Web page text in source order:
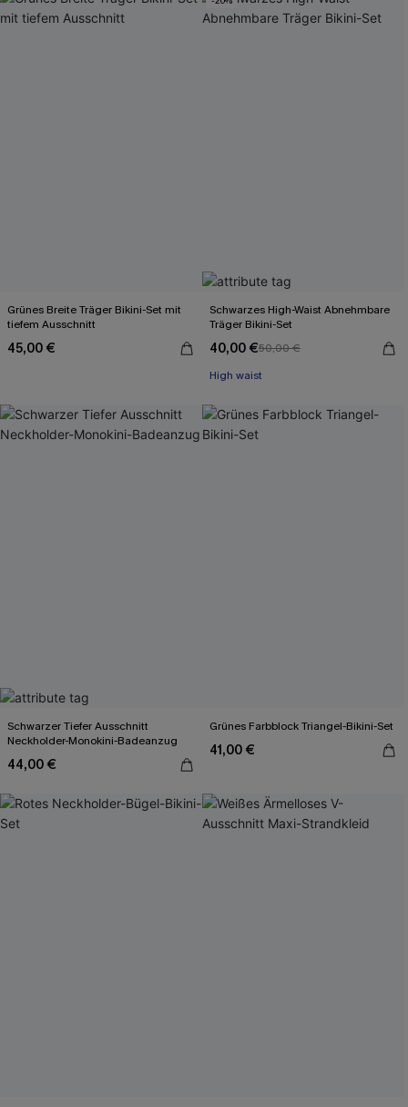
Grünes Breite Träger Bikini-Set mit
tiefem Ausschnitt
45,00 €
Schwarzes High-Waist Abnehmbare
Träger Bikini-Set
40,00 €50,00 €
High waist
Schwarzer Tiefer Ausschnitt
Neckholder-Monokini-Badeanzug
44,00 €
Grünes Farbblock Triangel-Bikini-Set
41,00 €